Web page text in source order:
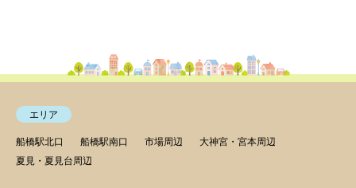
エリア
船橋駅北口
船橋駅南口 市場周辺
大神宮・宮本周辺
夏見・夏見台周辺